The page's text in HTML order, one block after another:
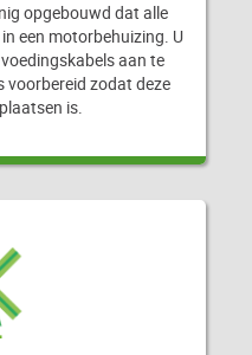
opgebouwd dat alle
een motorbehuizing. U
aan te
voorbereid zodat deze
is.